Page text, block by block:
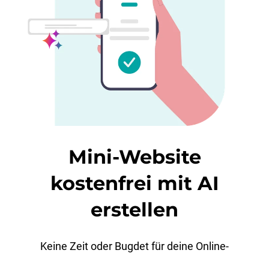
Mini-Website
kostenfrei mit AI
erstellen
Keine Zeit oder Bugdet für deine Online-